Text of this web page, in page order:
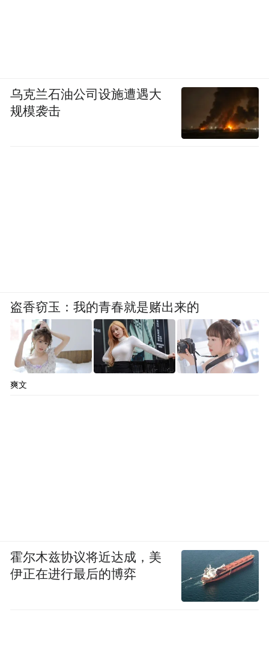
乌克兰石油公司设施遭遇大
规模袭击
盗香窃玉：我的青春就是赌出来的
爽文
霍尔木兹协议将近达成，美
伊正在进行最后的博弈